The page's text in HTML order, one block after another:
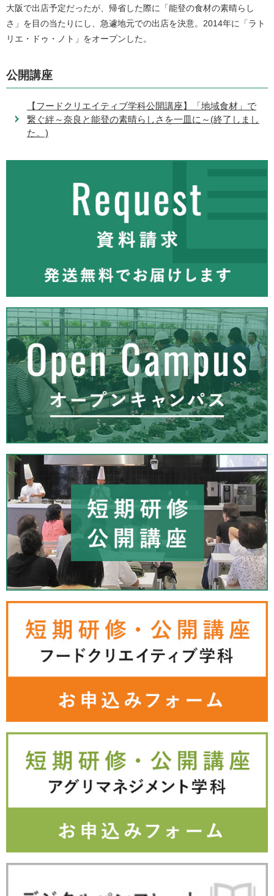
大阪で出店予定だったが、帰省した際に「能登の食材の素晴らし
さ」を目の当たりにし、急遽地元での出店を決意。2014年に「ラト
リエ・ドゥ・ノト」をオープンした。
公開講座
【フードクリエイティブ学科公開講座】「地域食材」で
繋ぐ絆～奈良と能登の素晴らしさを一皿に～(終了しまし
た。)